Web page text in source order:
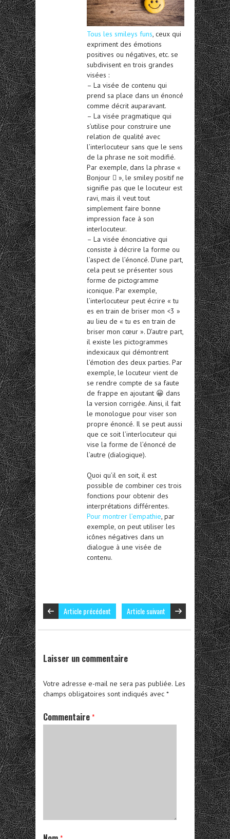
Tous les smileys funs, ceux qui
expriment des émotions
positives ou négatives, etc. se
subdivisent en trois grandes
visées :
– La visée de contenu qui
prend sa place dans un énoncé
comme décrit auparavant.
– La visée pragmatique qui
s’utilise pour construire une
relation de qualité avec
l’interlocuteur sans que le sens
de la phrase ne soit modifié.
Par exemple, dans la phrase «
Bonjour  », le smiley positif ne
signifie pas que le locuteur est
ravi, mais il veut tout
simplement faire bonne
impression face à son
interlocuteur.
– La visée énonciative qui
consiste à décrire la forme ou
l’aspect de l’énoncé. D’une part,
cela peut se présenter sous
forme de pictogramme
iconique. Par exemple,
l’interlocuteur peut écrire « tu
es en train de briser mon <3 »
au lieu de « tu es en train de
briser mon cœur ». D’autre part,
il existe les pictogrammes
indexicaux qui démontrent
l’émotion des deux parties. Par
exemple, le locuteur vient de
se rendre compte de sa faute
de frappe en ajoutant 😀 dans
la version corrigée. Ainsi, il fait
le monologue pour viser son
propre énoncé. Il se peut aussi
que ce soit l’interlocuteur qui
vise la forme de l’énoncé de
l’autre (dialogique).
Quoi qu’il en soit, il est
possible de combiner ces trois
fonctions pour obtenir des
interprétations différentes.
Pour montrer l’empathie, par
exemple, on peut utiliser les
icônes négatives dans un
dialogue à une visée de
contenu.
Article précédent Article suivant
Laisser un commentaire
Votre adresse e-mail ne sera pas publiée. Les
champs obligatoires sont indiqués avec *
Commentaire *